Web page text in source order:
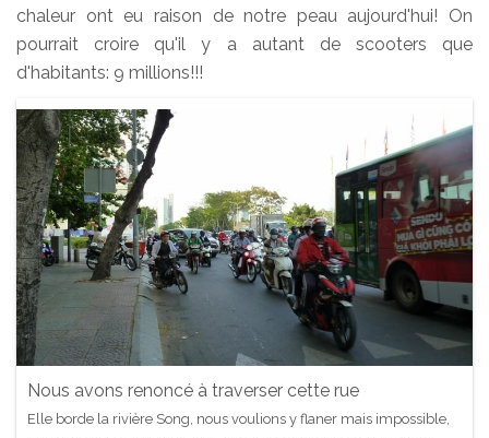
chaleur ont eu raison de notre peau aujourd'hui! On
pourrait croire qu'il y a autant de scooters que
d'habitants: 9 millions!!!
Nous avons renoncé à traverser cette rue
Elle borde la rivière Song, nous voulions y flaner mais impossible,